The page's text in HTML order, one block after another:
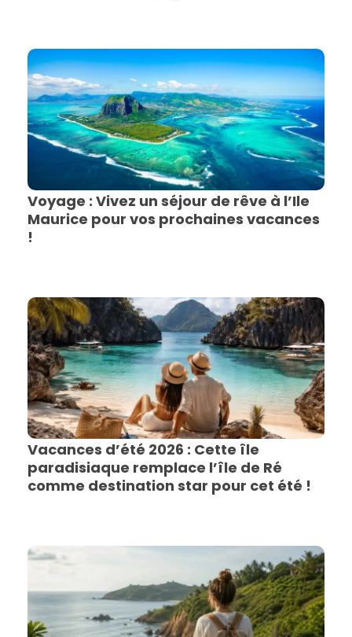
Voyage : Vivez un séjour de rêve à l’Ile
Maurice pour vos prochaines vacances
!
Vacances d’été 2026 : Cette île
paradisiaque remplace l’île de Ré
comme destination star pour cet été !